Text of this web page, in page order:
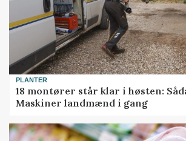
PLANTER
18 montører står klar i høsten:
Maskiner landmænd i gang